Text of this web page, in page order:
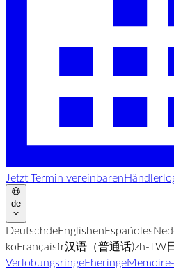
Jetzt Termin vereinbaren
de
DeutschdeEnglishenEspañoles
koFrançaisfr汉语（普通话)zh-TW
VerlobungsringeEheringe